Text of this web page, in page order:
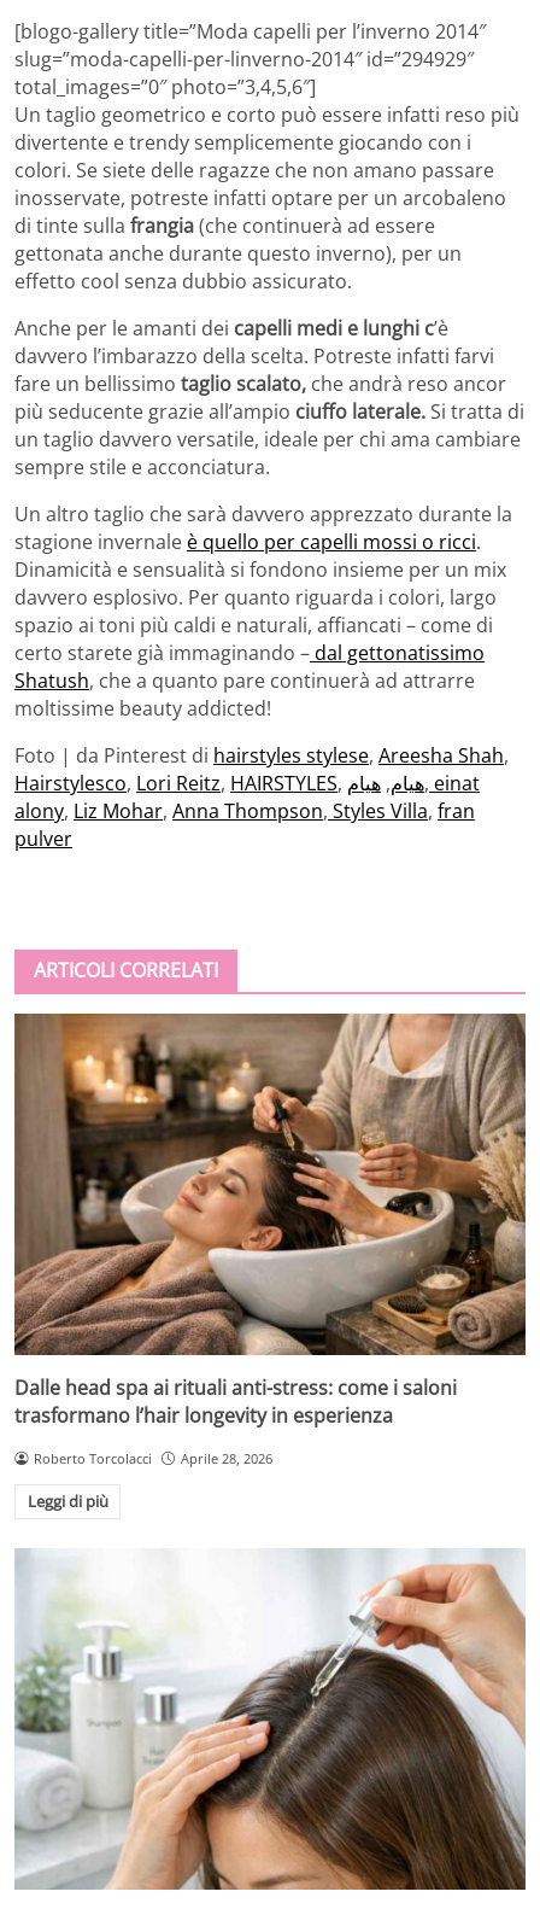
[blogo-gallery title=”Moda capelli per l’inverno 2014″
slug=”moda-capelli-per-linverno-2014″ id=”294929″
total_images=”0″ photo=”3,4,5,6″]
Un taglio geometrico e corto può essere infatti reso più
divertente e trendy semplicemente giocando con i
colori. Se siete delle ragazze che non amano passare
inosservate, potreste infatti optare per un arcobaleno
di tinte sulla frangia(che continuerà ad essere
gettonata anche durante questo inverno), per un
effetto cool senza dubbio assicurato.
Anche per le amanti dei capelli medi e lunghi c’è
davvero l’imbarazzo della scelta. Potreste infatti farvi
fare un bellissimo taglio scalato, che andrà reso ancor
più seducente grazie all’ampio ciuffo laterale.Si tratta di
un taglio davvero versatile, ideale per chi ama cambiare
sempre stile e acconciatura.
Un altro taglio che sarà davvero apprezzato durante la
stagione invernale è quello per capelli mossi o ricci.
Dinamicità e sensualità si fondono insieme per un mix
davvero esplosivo. Per quanto riguarda i colori, largo
spazio ai toni più caldi e naturali, affiancati – come di
certo starete già immaginando –dal gettonatissimo
Shatush, che a quanto pare continuerà ad attrarre
moltissime beauty addicted!
Foto | da Pinterest di hairstyles stylese, Areesha Shah,
Hairstylesco, Lori Reitz, HAIRSTYLES, هيام, هيام , einat
alony, Liz Mohar, Anna Thompson, Styles Villa, fran
pulver
ARTICOLI CORRELATI
Dalle head spa ai rituali anti-stress: come i saloni
trasformano l’hair longevity in esperienza
Roberto Torcolacci Aprile 28, 2026
Leggi di più